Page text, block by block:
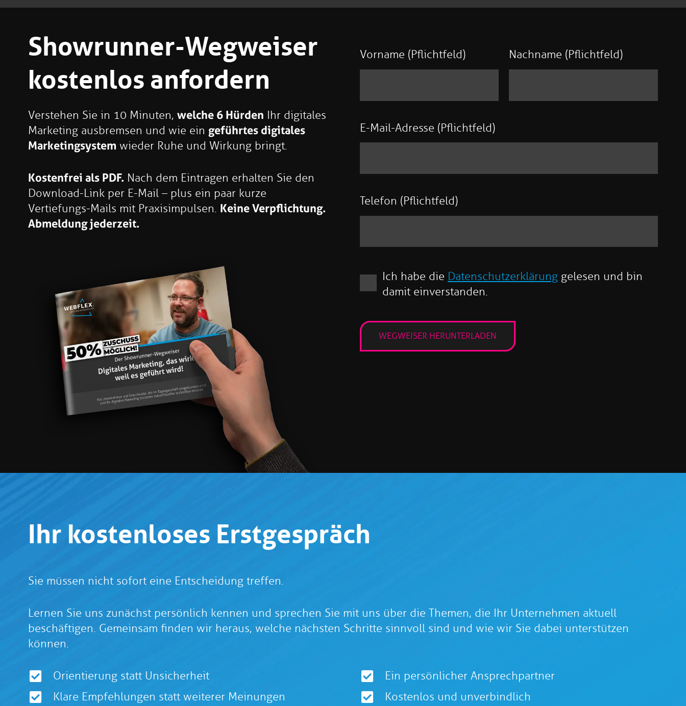
Showrunner-Wegweiser
kostenlos anfordern
Verstehen Sie in 10 Minuten, welche 6 Hürden Ihr digitales
Marketing ausbremsen und wie ein geführtes digitales
Marketingsystem wieder Ruhe und Wirkung bringt.
Kostenfrei als PDF. Nach dem Eintragen erhalten Sie den
Download-Link per E-Mail – plus ein paar kurze
Vertiefungs-Mails mit Praxisimpulsen. Keine Verpflichtung.
Abmeldung jederzeit.
Vorname (Pflichtfeld) Nachname (Pflichtfeld)
E-Mail-Adresse (Pflichtfeld)
Telefon (Pflichtfeld)
Ich habe die Datenschutzerklärung gelesen und bin
damit einverstanden.
Ihr kostenloses Erstgespräch
Sie müssen nicht sofort eine Entscheidung treffen.
Lernen Sie uns zunächst persönlich kennen und sprechen Sie mit uns über die Themen, die Ihr Unternehmen aktuell
beschäftigen. Gemeinsam finden wir heraus, welche nächsten Schritte sinnvoll sind und wie wir Sie dabei unterstützen
können.
Orientierung statt Unsicherheit
Klare Empfehlungen statt weiterer Meinungen
Ein persönlicher Ansprechpartner
Kostenlos und unverbindlich